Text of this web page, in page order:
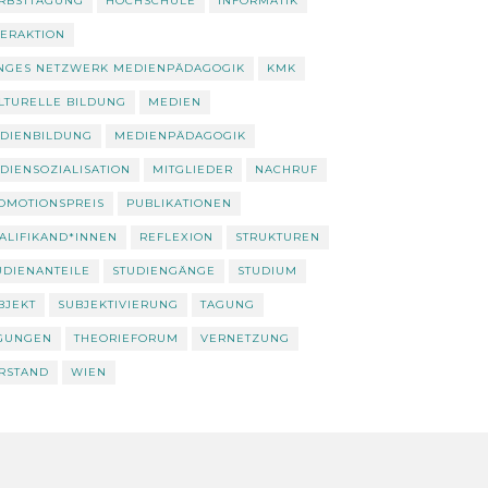
NETZWERK MEDIENPÄDAGOGIK KMK
BILDUNG MEDIEN
MEDIENPÄDAGOGIK
MITGLIEDER NACHRUF
PUBLIKATIONEN
REFLEXION STRUKTUREN
STUDIENGÄNGE STUDIUM
SUBJEKTIVIERUNG TAGUNG
THEORIEFORUM VERNETZUNG
WIEN